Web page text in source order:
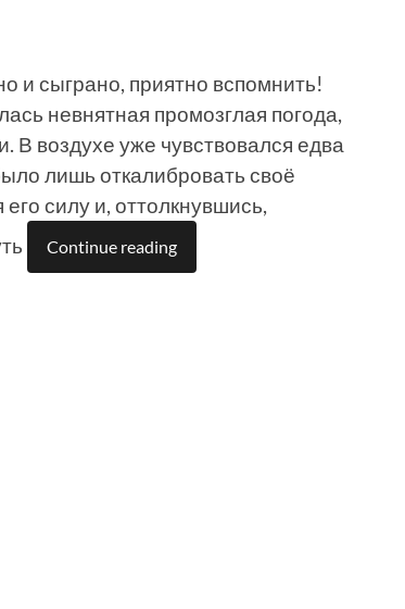
и сыграно, приятно вспомнить!
невнятная промозглая погода,
В воздухе уже чувствовался едва
лишь откалибровать своё
силу и, оттолкнувшись,
Continue reading